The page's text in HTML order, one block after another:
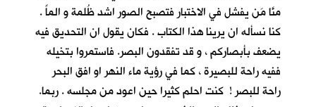
منَّا مَن يفشل في الاختبار فتصبح الصور اشد ظُلمة و الماً .
كنا نسأله ان يرينا هذا الكتاب . فكان يقول ان التحديق فيه
يضعف بأبصاركم ، و قد تفقدون البصر. فاستمروا بتخيله
ففيه راحة للبصيرة ، كما في رؤية ماء النهر او افق البحر
راحة للبصر ! كنت احلم كثيرا حين اعود من مجلسه . ربما.